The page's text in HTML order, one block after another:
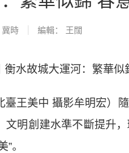
冀時 編輯： 王闊
水故城大運河：繁華似
美中 攝影牟明宏）隨
文明創建水準不斷提升
。